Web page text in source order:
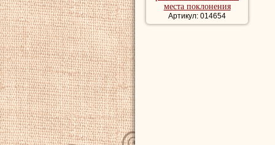
сестрами и
места поклонения
Артикул: 014654